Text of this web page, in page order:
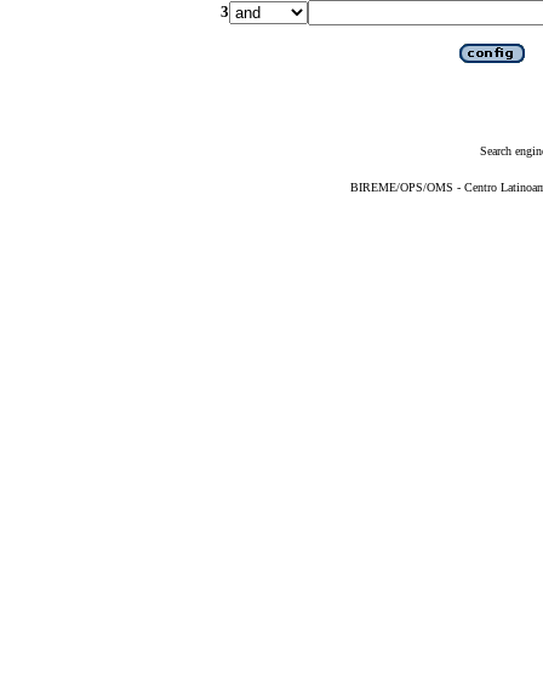
3
Search
BIREME/OPS/OMS - Centro